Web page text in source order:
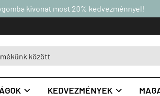
kivonat most 20% kedvezménnyel!
 KEDVEZMÉNYEK 